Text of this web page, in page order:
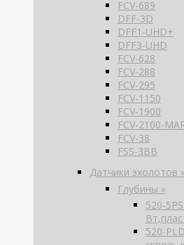
FCV-689
DFF-3D
DFF1-UHD+
DFF3-UHD
FCV-628
FCV-288
FCV-295
FCV-1150
FCV-1900
FCV-2100-
FCV-38
FSS-3BB
Датчики эхолотов »
Глубины »
520-
520-